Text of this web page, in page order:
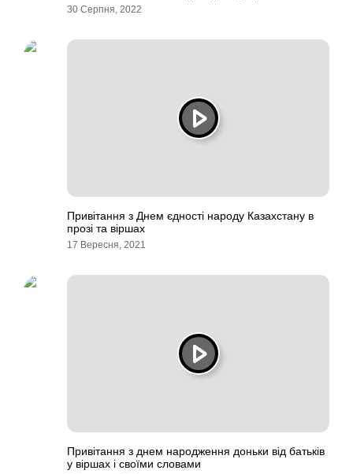
30 Серпня, 2022
Привітання з Днем єдності народу Казахстану в
прозі та віршах
17 Вересня, 2021
Привітання з днем народження доньки від батьків
у віршах і своїми словами